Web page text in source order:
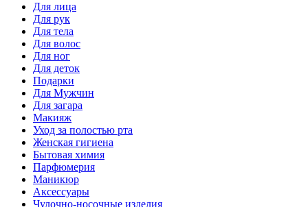
Для лица
Для рук
Для тела
Для волос
Для ног
Для деток
Подарки
Для Мужчин
Для загара
Макияж
Уход за полостью рта
Женская гигиена
Бытовая химия
Парфюмерия
Маникюр
Аксессуары
Чулочно-носочные изделия